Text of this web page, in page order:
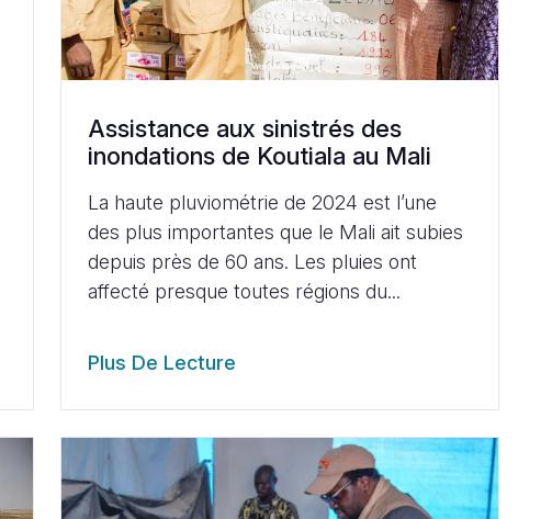
Assistance aux sinistrés des
inondations de Koutiala au Mali
La haute pluviométrie de 2024 est l’une
des plus importantes que le Mali ait subies
depuis près de 60 ans. Les pluies ont
affecté presque toutes régions du...
Plus De Lecture